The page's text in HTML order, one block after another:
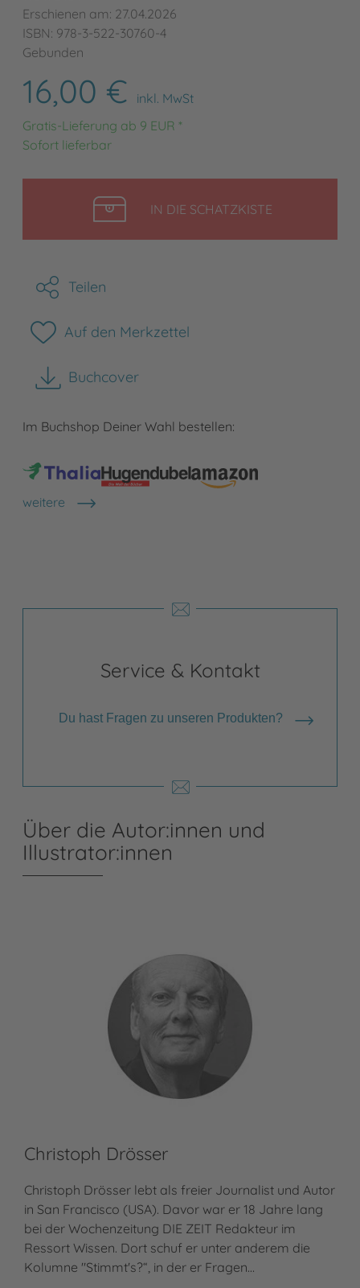
Erschienen am: 27.04.2026
ISBN: 978-3-522-30760-4
Gebunden
16,00 €
inkl. MwSt
Gratis-Lieferung ab 9 EUR *
Sofort lieferbar
IN DIE SCHATZKISTELEGEN
Teilen
Auf den Merkzettel
Buchcover
herunterladen
Im Buchshop Deiner Wahl bestellen:
weitere
Shops anzeigen
Service & Kontakt
Du hast Fragen zu unseren Produkten?
Über die Autor:innen und
Illustrator:innen
Christoph Drösser
Christoph Drösser lebt als freier Journalist und Autor
in San Francisco (USA). Davor war er 18 Jahre lang
bei der Wochenzeitung DIE ZEIT Redakteur im
Ressort Wissen. Dort schuf er unter anderem die
Kolumne "Stimmt's?“, in der er Fragen…